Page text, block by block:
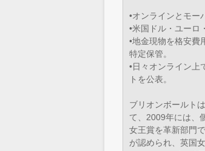
•オンラインとモー
•米国ドル・ユーロ
•地金現物を格安費
特定保管。
•日々オンライン上
トを公表。
ブリオンボールト
て、2009年には、
女王賞を革新部門
が認められ、英国